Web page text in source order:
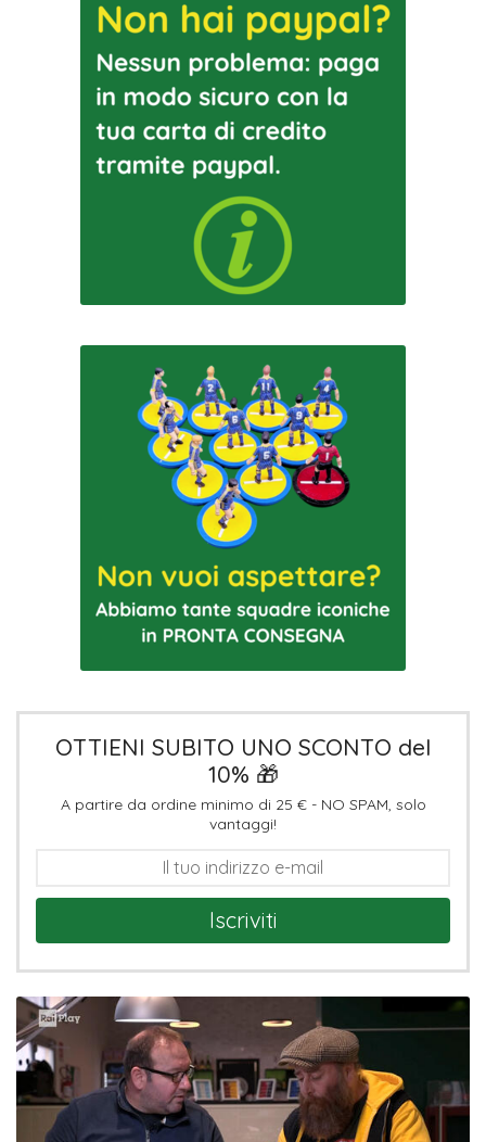
OTTIENI SUBITO UNO SCONTO del
10% 🎁
A partire da ordine minimo di 25 € - NO SPAM, solo
vantaggi!
Iscriviti